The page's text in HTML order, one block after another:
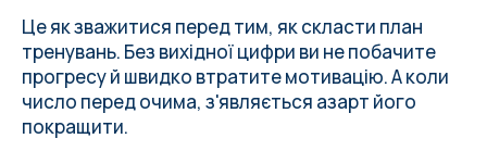
Це як зважитися перед тим, як скласти план
тренувань. Без вихідної цифри ви не побачите
прогресу й швидко втратите мотивацію. А коли
число перед очима, з'являється азарт його
покращити.